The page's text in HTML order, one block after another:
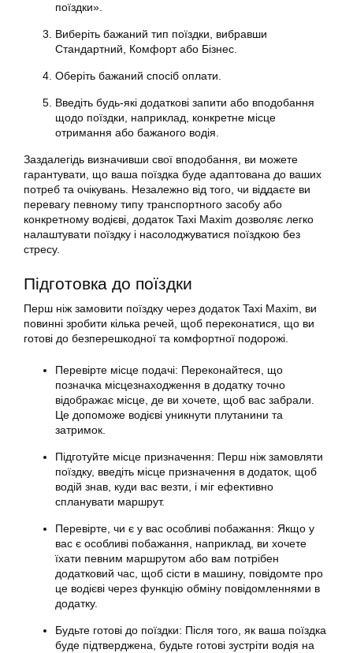
поїздки».
Виберіть бажаний тип поїздки, вибравши
Стандартний, Комфорт або Бізнес.
Оберіть бажаний спосіб оплати.
Введіть будь-які додаткові запити або вподобання
щодо поїздки, наприклад, конкретне місце
отримання або бажаного водія.
Заздалегідь визначивши свої вподобання, ви можете
гарантувати, що ваша поїздка буде адаптована до ваших
потреб та очікувань. Незалежно від того, чи віддаєте ви
перевагу певному типу транспортного засобу або
конкретному водієві, додаток Taxi Maxim дозволяє легко
налаштувати поїздку і насолоджуватися поїздкою без
стресу.
Підготовка до поїздки
Перш ніж замовити поїздку через додаток Taxi Maxim, ви
повинні зробити кілька речей, щоб переконатися, що ви
готові до безперешкодної та комфортної подорожі.
Перевірте місце подачі: Переконайтеся, що
позначка місцезнаходження в додатку точно
відображає місце, де ви хочете, щоб вас забрали.
Це допоможе водієві уникнути плутанини та
затримок.
Підготуйте місце призначення: Перш ніж замовляти
поїздку, введіть місце призначення в додаток, щоб
водій знав, куди вас везти, і міг ефективно
спланувати маршрут.
Перевірте, чи є у вас особливі побажання: Якщо у
вас є особливі побажання, наприклад, ви хочете
їхати певним маршрутом або вам потрібен
додатковий час, щоб сісти в машину, повідомте про
це водієві через функцію обміну повідомленнями в
додатку.
Будьте готові до поїздки: Після того, як ваша поїздка
буде підтверджена, будьте готові зустріти водія на